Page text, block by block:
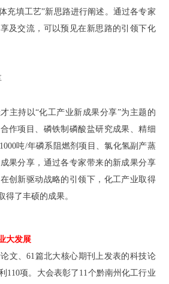
充填工艺”新思路进行阐述。通过各专家
及交流，可以预见在新思路的引领下化
主持以“化工产业新成果分享”为主题的
作项目、磷铁制磷酸盐研究成果、精细
吨/年磷系阻燃剂项目、氯化氢副产蒸
果分享，通过各专家带来的新成果分享
创新驱动战略的引领下，化工产业取得
得了丰硕的成果。
大发展
文、61篇北大核心期刊上发表的科技论
110项。大会表彰了11个黔南州化工行业